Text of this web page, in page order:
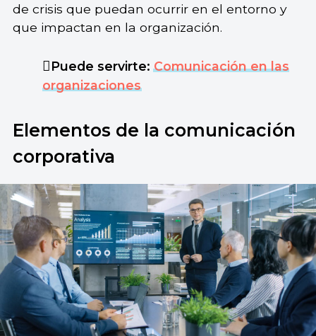
de crisis que puedan ocurrir en el entorno y
que impactan en la organización.
Puede servirte:Comunicación en las
organizaciones
Elementos de la comunicación
corporativa